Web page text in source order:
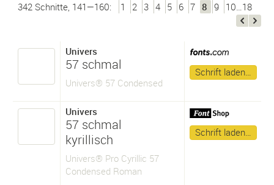
342 Schnitte, 141—160: 1 2 3 4 5 6 7 8 9 10…18
Univers
57 schmal
Univers® 57 Condensed
Schrift laden…
Univers
57 schmal
kyrillisch
Univers® Pro Cyrillic 57
Condensed Roman
Schrift laden…